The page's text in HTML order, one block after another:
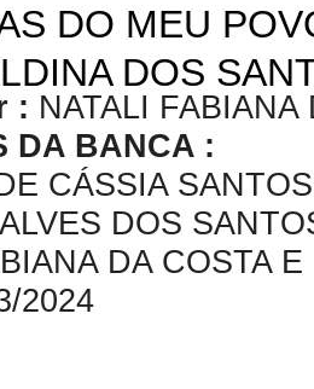
DO MEU
DOS
: NATALI FABIANA
DA BANCA :
CÁSSIA
DOS
DA COSTA E
2024